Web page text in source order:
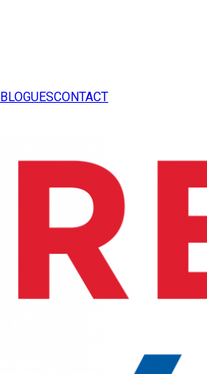
BLOGUESCONTACT